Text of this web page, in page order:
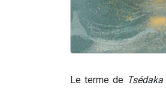
Le terme de Tsédaka